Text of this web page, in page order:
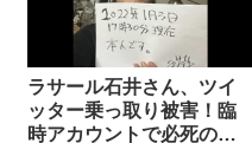
ラサール石井さん、ツイ
ッター乗っ取り被害！臨
時アカウントで必死の呼